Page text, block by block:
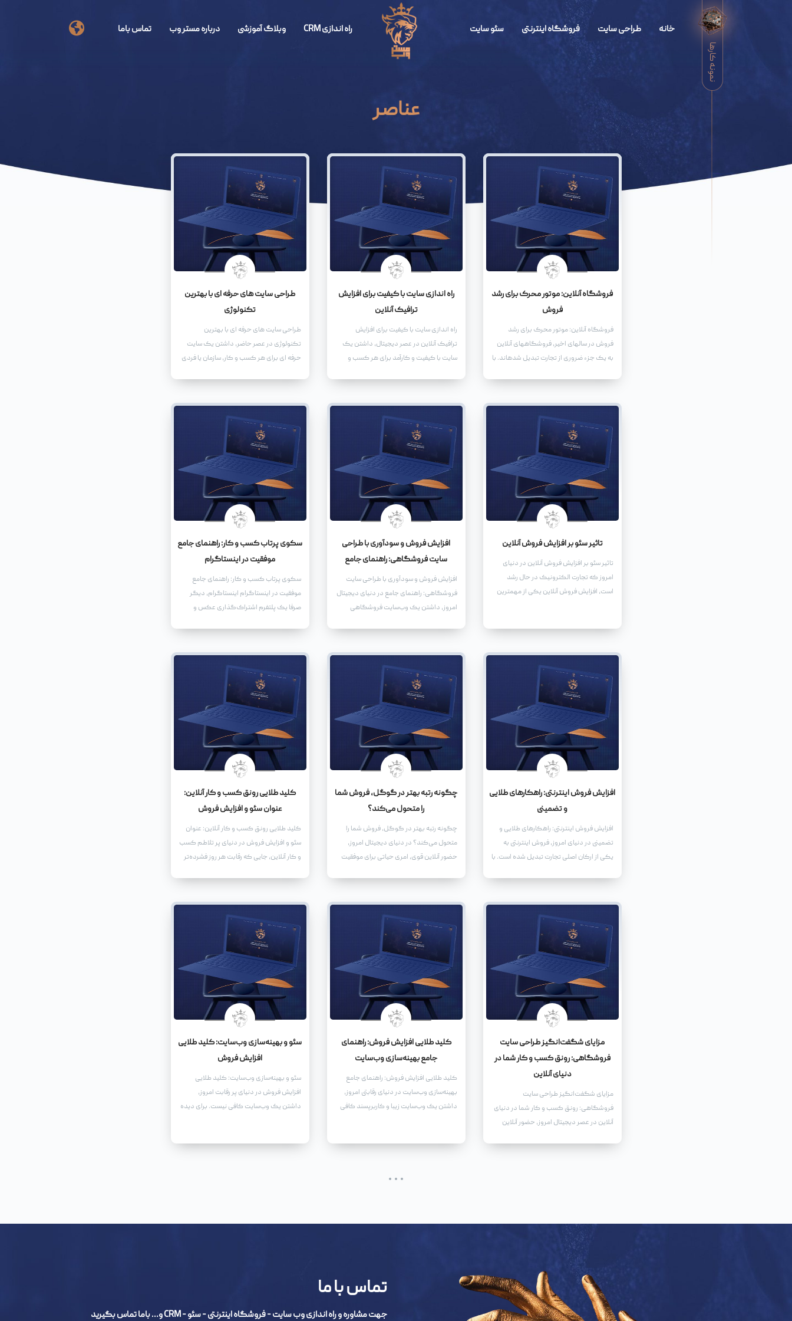
نمونه کارها
خانه طراحی سایت فروشگاه اینترنتی سئو سایت راه اندازی CRM وبلاگ آموزشی درباره مستر وب تماس باما
عناصر
فروشگاه آنلاین: موتور محرک برای رشد
فروش
فروشگاه آنلاین: موتور محرک برای رشد
فروش در سالهای اخیر، فروشگاههای آنلاین
به یک جزء ضروری از تجارت تبدیل شدهاند. با
آنلاین روی میآورند.
راه اندازی سایت با کیفیت برای افزایش
ترافیک آنلاین
راه اندازی سایت با کیفیت برای افزایش
ترافیک آنلاین در عصر دیجیتال، داشتن یک
سایت با کیفیت و کارآمد برای هر کسب و
شما عمل میکند، بلکه میتواند به افزایش
ترافیک آنلاین و در نهایت فروش بیشتر کمک
کند.
طراحی سایت های حرفه ای با بهترین
تکنولوژی
طراحی سایت های حرفه ای با بهترین
تکنولوژی در عصر حاضر، داشتن یک سایت
حرفه ای برای هر کسب و کار، سازمان یا فردی
ای نه تنها به عنوان یک ابزار بازاریابی موثر
عمل می کند، بلکه به عنوان یک نماینده
دیجیتال برای برند شما عمل می کند.
تاثیر سئو بر افزایش فروش آنلاین
تاثیر سئو بر افزایش فروش آنلاین در دنیای
امروز که تجارت الکترونیک در حال رشد
است، افزایش فروش آنلاین یکی از مهمترین
افزایش فروش و سودآوری با طراحی
سایت فروشگاهی: راهنمای جامع
افزایش فروش و سودآوری با طراحی سایت
فروشگاهی: راهنمای جامع در دنیای دیجیتال
امروز، داشتن یک وب‌سایت فروشگاهی
دنبال رشد و توسعه هستند. یک سایت
فروشگاهی حرفه‌ای می‌تواند به شما کمک
کند تا دامنه فعالیت خود را گسترش دهید،
مشتریان جدید جذب کنید، و در نهایت،
فروش و سودآوری خود را به طور چشمگیری
افزایش دهید.
سکوی پرتاب کسب و کار: راهنمای جامع
موفقیت در اینستاگرام
سکوی پرتاب کسب و کار: راهنمای جامع
موفقیت در اینستاگرام اینستاگرام، دیگر
صرفا یک پلتفرم اشتراک‌گذاری عکس و
نوپا گرفته تا برندهای بزرگ و شناخته‌شده،
افزایش فروش اینترنتی: راهکارهای طلایی
و تضمینی
افزایش فروش اینترنتی: راهکارهای طلایی و
تضمینی در دنیای امروز، فروش اینترنتی به
یکی از ارکان اصلی تجارت تبدیل شده است. با
هستند تا بتوانند سهمی از این بازار بزرگ را به
چگونه رتبه بهتر در گوگل، فروش شما
را متحول می‌کند؟
چگونه رتبه بهتر در گوگل، فروش شما را
متحول می‌کند؟ در دنیای دیجیتال امروز،
حضور آنلاین قوی، امری حیاتی برای موفقیت
کلید طلایی رونق کسب و کار آنلاین:
عنوان سئو و افزایش فروش
کلید طلایی رونق کسب و کار آنلاین: عنوان
سئو و افزایش فروش در دنیای پر تلاطم کسب
و کار آنلاین، جایی که رقابت هر روز فشرده‌تر
مهم‌ترین ابزارها در این زمینه، استفاده از یک
عنوان سئو شده و جذاب است که نه تنها
توجه موتورهای جستجو را به خود جلب کند،
بلکه بازدیدکنندگان را نیز ترغیب به کلیک و
تعامل کند.
مزایای شگفت‌انگیز طراحی سایت
فروشگاهی: رونق کسب و کار شما در
دنیای آنلاین
مزایای شگفت‌انگیز طراحی سایت
فروشگاهی: رونق کسب و کار شما در دنیای
آنلاین در عصر دیجیتال امروز، حضور آنلاین
رونق و توسعه کسب و کار شما به ارمغان
کلید طلایی افزایش فروش: راهنمای
جامع بهینه‌سازی وب‌سایت
کلید طلایی افزایش فروش: راهنمای جامع
بهینه‌سازی وب‌سایت در دنیای رقابتی امروز،
داشتن یک وب‌سایت زیبا و کاربرپسند کافی
سئو و بهینه‌سازی وب‌سایت: کلید طلایی
افزایش فروش
سئو و بهینه‌سازی وب‌سایت: کلید طلایی
افزایش فروش در دنیای پر رقابت امروز،
داشتن یک وب‌سایت کافی نیست. برای دیده
تماس با ما
جهت مشاوره و راه اندازی وب سایت - فروشگاه اینترنتی - سئو - CRM و... باما تماس بگیرید